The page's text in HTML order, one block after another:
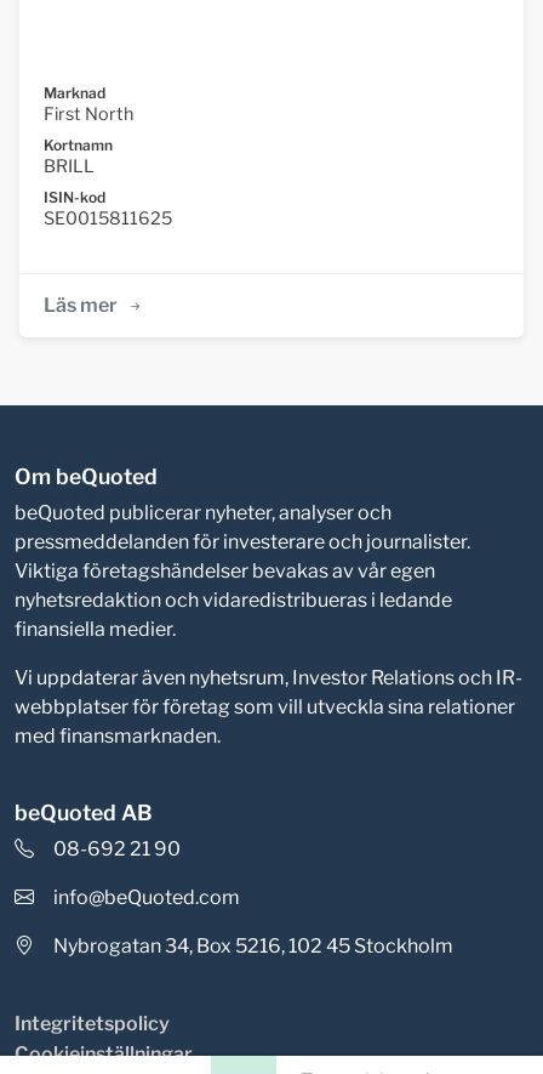
Marknad
First North
Kortnamn
BRILL
ISIN-kod
SE0015811625
Läs mer
Om beQuoted
beQuoted publicerar nyheter, analyser och
pressmeddelanden för investerare och journalister.
Viktiga företagshändelser bevakas av vår egen
nyhetsredaktion och vidaredistribueras i ledande
finansiella medier.
Vi uppdaterar även nyhetsrum, Investor Relations och IR-
webbplatser för företag som vill utveckla sina relationer
med finansmarknaden.
beQuoted AB
08-692 21 90
info@beQuoted.com
Nybrogatan 34, Box 5216, 102 45 Stockholm
Integritetspolicy
Cookieinställningar